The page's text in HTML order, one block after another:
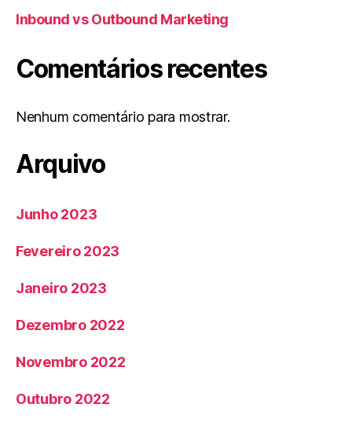
Inbound vs Outbound Marketing
Comentários recentes
Nenhum comentário para mostrar.
Arquivo
Junho 2023
Fevereiro 2023
Janeiro 2023
Dezembro 2022
Novembro 2022
Outubro 2022